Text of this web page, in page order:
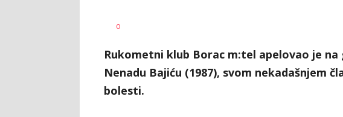
AUTOR
0
Rukometni klub Borac m:tel apelovao je
Nenadu Bajiću (1987), svom nekadašnjem
bolesti.